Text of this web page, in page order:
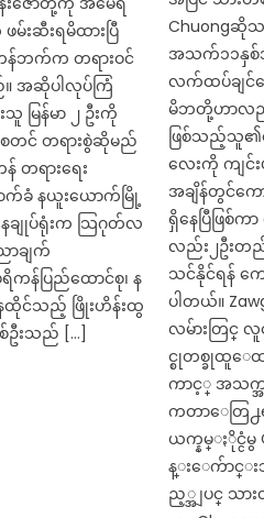
မ်းဆီးရမိထားပြီ
ကန်ဘက်က တရားဝင်
အဆိုပါလုပ်ကြံ
မြန်မာ ၂ ဦးကို
စတင် တရားစွဲဆိုမည်
တရားရေး
က်ခံ နယူးယောက်မြို့
ေချုပ်ရုံးက သြဂုတ်လ
ာချက်
န်ပြည်ထောင်စု၊ န
င်သည့် ဖြိုးဟိန်းထွ
ဦးသည် […]
Chuongဆို
အသက်၁၁နှ
လက်ထပ်ချင်က
မိဘတို့ဟာလည်
ဖြစ်သည့်သူ၏က
လေးကို ကျင်း
အချိန်တွင်က
ရှိနေပြီဖြစ်က
လည်း၂ဦး
သင်နိုင်ရန် ကျ
ပါတယ်။
လမ်ားတြင္
င္စုတစ္ခုထူေထ
ကာင့္ အသက္အ
ကတာေတြ႕
ယက္နမ္ႏိုင္ငံ
န္းေက်ာင္း
ည့္အျပင္ သား